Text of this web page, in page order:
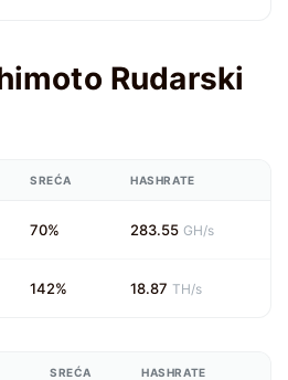
Rudarski
SREĆA HASHRATE
70% 283.55 GH/s
142% 18.87 TH/s
SREĆA HASHRATE